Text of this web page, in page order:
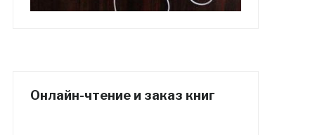
Онлайн-чтение и заказ книг